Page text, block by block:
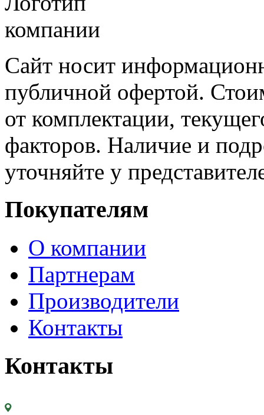
Сайт носит
публичной офертой.
от комплектации,
факторов. Наличие и
уточняйте у
Покупателям
О компании
Партнерам
Производители
Контакты
Контакты